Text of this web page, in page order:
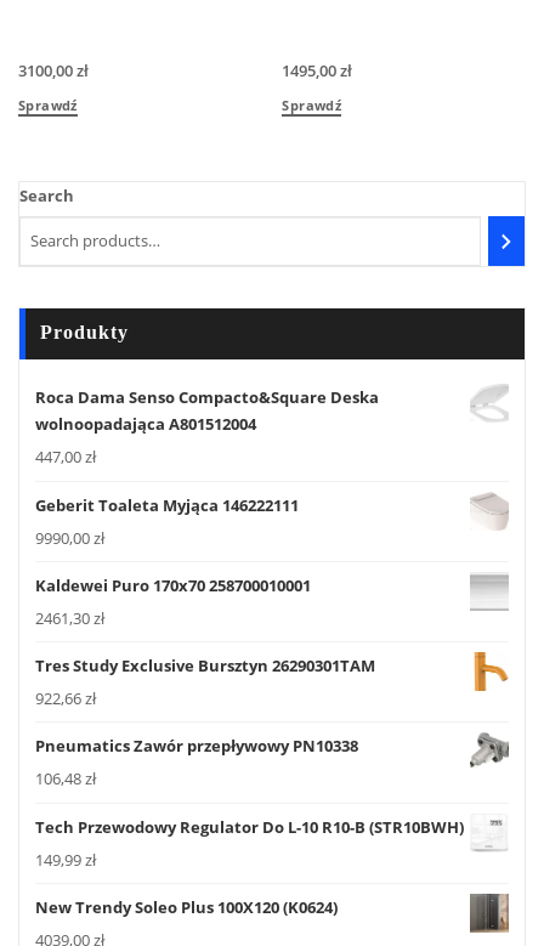
3100,00zł
Sprawdź
1495,00zł
Sprawdź
Search
Produkty
Roca Dama Senso Compacto&Square Deska
wolnoopadająca A801512004
447,00zł
Geberit Toaleta Myjąca 146222111
9990,00zł
Kaldewei Puro 170x70 258700010001
2461,30zł
Tres Study Exclusive Bursztyn 26290301TAM
922,66zł
Pneumatics Zawór przepływowy PN10338
106,48zł
Tech Przewodowy Regulator Do L-10 R10-B (STR10BWH)
149,99zł
New Trendy Soleo Plus 100X120 (K0624)
4039,00zł